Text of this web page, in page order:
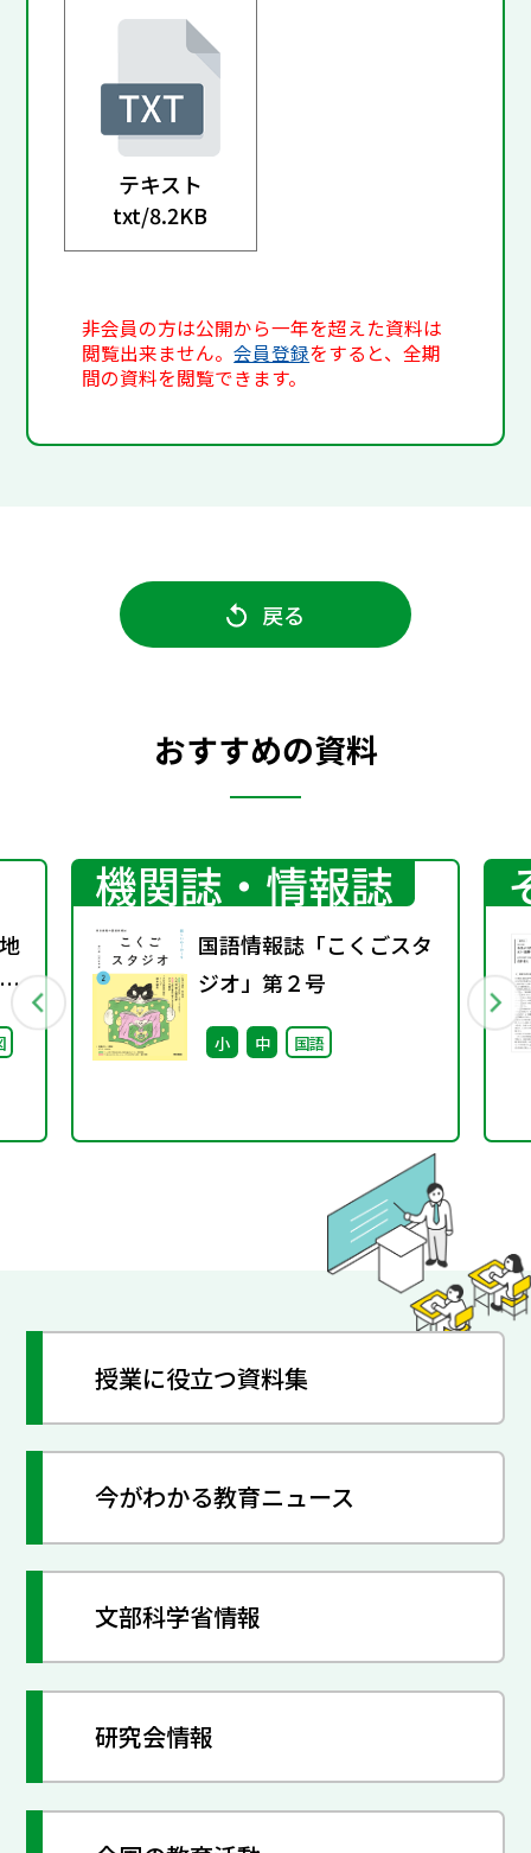
テキスト
txt/8.2KB
非会員の方は公開から一年を超えた資料は
閲覧出来ません。会員登録をすると、全期
間の資料を閲覧できます。
戻る
おすすめの資料
機関誌・情報誌
国語情報誌「こくごスタ
ジオ」第２号
小 中 国語
授業に役立つ資料集
今がわかる教育ニュース
文部科学省情報
研究会情報